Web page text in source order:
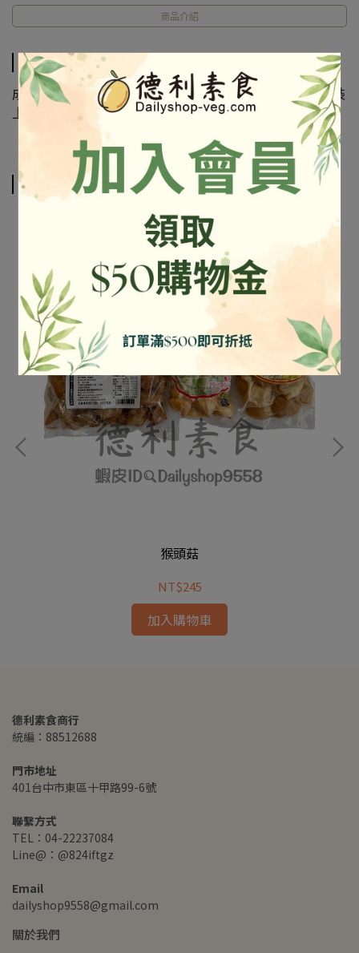
商品介紹
商品介紹
成份及營養標示如圖所示，若與圖片有差異時，以實際包裝
相關商品
猴頭菇
NT$245
加入購物車
德利素食商行
統編：88512688
門市地址
401台中市東區十甲路99-6號
聯繫方式
TEL：04-22237084
Line@：@824iftgz
Email
dailyshop9558@gmail.com
關於我們